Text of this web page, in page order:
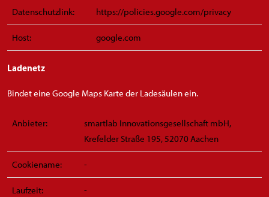
Datenschutzlink: https://policies.google.com/privacy
Host: google.com
Ladenetz
Bindet eine Google Maps Karte der Ladesäulen ein.
Anbieter:
smartlab Innovationsgesellschaft mbH,
Krefelder Straße 195, 52070 Aachen
Cookiename: -
Laufzeit: -